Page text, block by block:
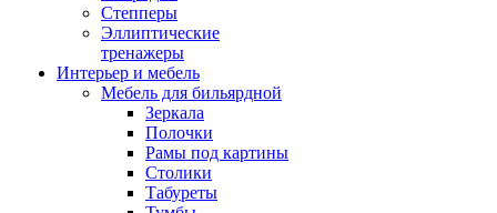
Степперы
Эллиптические
тренажеры
Интерьер и мебель
Мебель для бильярдной
Зеркала
Полочки
Рамы под картины
Столики
Табуреты